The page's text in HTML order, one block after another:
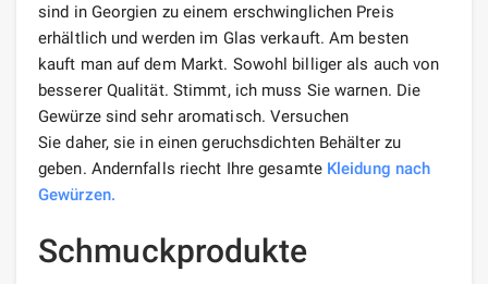
sind in Georgien zu einem erschwinglichen Preis
erhältlich und werden im Glas verkauft. Am besten
kauft man auf dem Markt. Sowohl billiger als auch von
besserer Qualität. Stimmt, ich muss Sie warnen. Die
Gewürze sind sehr aromatisch. Versuchen
Sie daher, sie in einen geruchsdichten Behälter zu
geben. Andernfalls riecht Ihre gesamte Kleidung nach
Gewürzen.
Schmuckprodukte